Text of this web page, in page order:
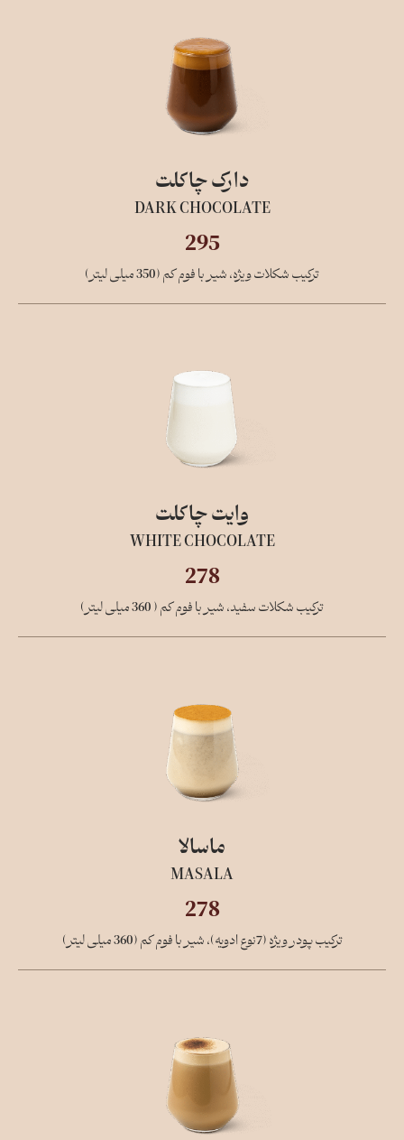
دارک چاکلت
DARK CHOCOLATE
295
ترکیب شکلات ویژه، شیر با فوم کم (350 میلی لیتر)
وایت چاکلت
WHITE CHOCOLATE
278
ترکیب شکلات سفید، شیر با فوم کم ( 360 میلی لیتر)
ماسالا
MASALA
278
ترکیب پودر ویژه (7نوع ادویه)، شیر با فوم کم (360 میلی لیتر)